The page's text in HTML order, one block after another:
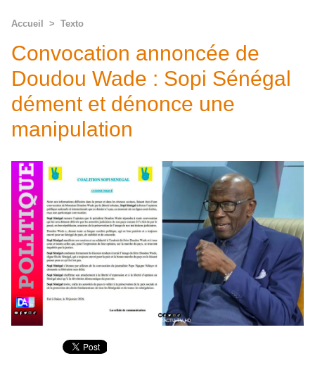
Accueil > Texto
Convocation annoncée de
Doudou Wade : Sopi Sénégal
dément et dénonce une
manipulation